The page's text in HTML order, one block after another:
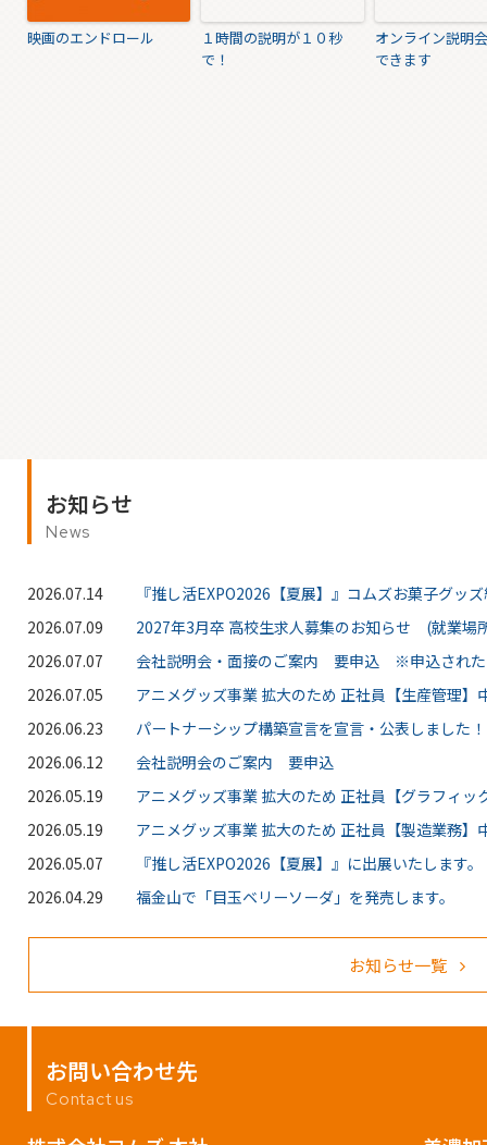
映画のエンドロール
１時間の説明が１０秒
で！
オンライン説明
できます
お知らせ
News
2026.07.14
『推し活EXPO2026【夏展】』コムズお菓子グッ
2026.07.09
2027年3月卒 高校生求人募集のお知らせ (就業場
2026.07.07
会社説明会・面接のご案内 要申込 ※申込された
2026.07.05
アニメグッズ事業 拡大のため 正社員【生産管理】
2026.06.23
パートナーシップ構築宣言を宣言・公表しました！
2026.06.12
会社説明会のご案内 要申込
2026.05.19
アニメグッズ事業 拡大のため 正社員【グラフィッ
2026.05.19
アニメグッズ事業 拡大のため 正社員【製造業務】
2026.05.07
『推し活EXPO2026【夏展】』に出展いたします。
2026.04.29
福金山で「目玉ベリーソーダ」を発売します。
お知らせ一覧
お問い合わせ先
Contact us